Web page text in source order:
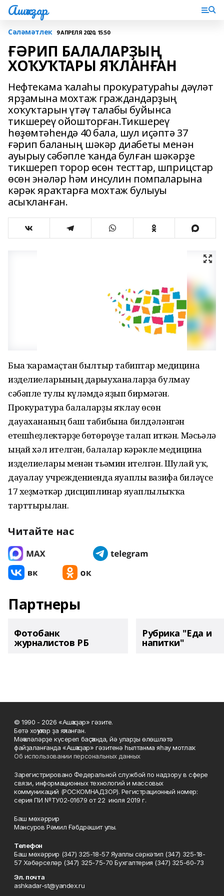
Ашҡаҙар
Сәләмәтлек 9 АПРЕЛЯ 2020, 15:50
ҒӘРИП БАЛАЛАРҘЫҢ
ХОҠУҠТАРЫ ЯҠЛАНҒАН
Нефтекама ҡалаһы прокуратураһы дәүләт
ярҙамына мохтаж граждандарҙың
хоҡуҡтарын үтәү талабы буйынса
тикшереү ойошторған.Тикшереү
һөҙөмтәһендә 40 бала, шул иҫәптә 37
ғәрип баланың шәкәр диабеты менән
ауырыу сәбәпле ҡанда булған шәкәрҙе
тикшереп торор өсөн тесттар, шприцстар
өсөн энәләр һәм инсулин помпаларына
кәрәк яраҡтарға мохтаж булыуы
асыҡланған.
Быға ҡарамаҫтан былтыр табиптар медицина
изделиеларының дарыуханаларҙа булмау
сәбәпле тулы күләмдә яҙып бирмәгән.
Прокуратура балаларҙы яҡлау өсөн
дауахананың баш табибына билдәләнгән
етешһеҙлектәрҙе бөтөрөүҙе талап иткән. Мәсьәлә
ыңғай хәл ителгән, балалар кәрәкле медицина
изделиелары менән тьәмин ителгән. Шулай уҡ,
дауалау учреждениенда яуаплы вазифа биләүсе
17 хеҙмәткәр дисциплинар яуаплылыҡҡа
тарттырылған.
Читайте нас
Партнеры
Фотобанк
журналистов РБ
Рубрика "Еда и
напитки"
© 1990 - 2026 «Ашҡаҙар» гәзите.
Бөтә хоҡуҡтар ҙа яҡланған.
Мәҡәләләрҙе күсереп баҫҡанда, йә уларҙы өлөшләтә
файҙаланғанда «Ашҡаҙар» гәзитенә һылтанма яһау мотлаҡ.
Об использовании персональных данных
Зарегистрировано Федеральной службой по надзору в сфере
связи, информационных технологий и массовых
коммуникаций (РОСКОМНАДЗОР). Регистрационный номер:
серия ПИ №ТУ02-01679 от 22 июля 2019 г.
Баш мөхәррир
Мансуров Рәмил Ғәбдрәшит улы.
Телефон
Баш мөхәррир (347) 325-18-57 Яуаплы сәркәтип (347) 325-18-
57 Хәбәрселәр (347) 325-75-70 Бухгалтерия (347) 325-60-73
Эл. почта
ashkadar-st@yandex.ru